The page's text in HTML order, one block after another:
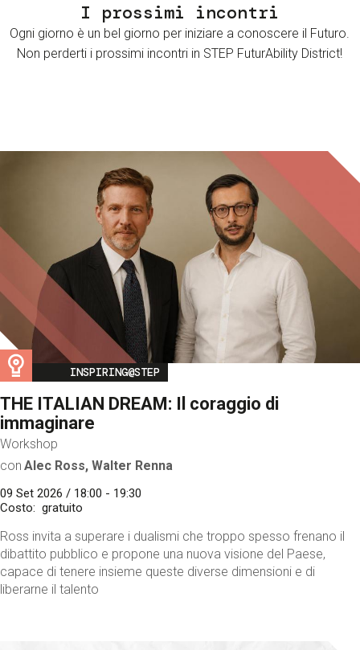
I prossimi incontri
Ogni giorno è un bel giorno per iniziare a conoscere il Futuro.
Non perderti i prossimi incontri in STEP FuturAbility District!
Image
INSPIRING@STEP
THE ITALIAN DREAM: Il coraggio di
immaginare
Workshop
con Alec Ross, Walter Renna
09 Set 2026 / 18:00 - 19:30
Costo
gratuito
Ross invita a superare i dualismi che troppo spesso frenano il
dibattito pubblico e propone una nuova visione del Paese,
capace di tenere insieme queste diverse dimensioni e di
liberarne il talento